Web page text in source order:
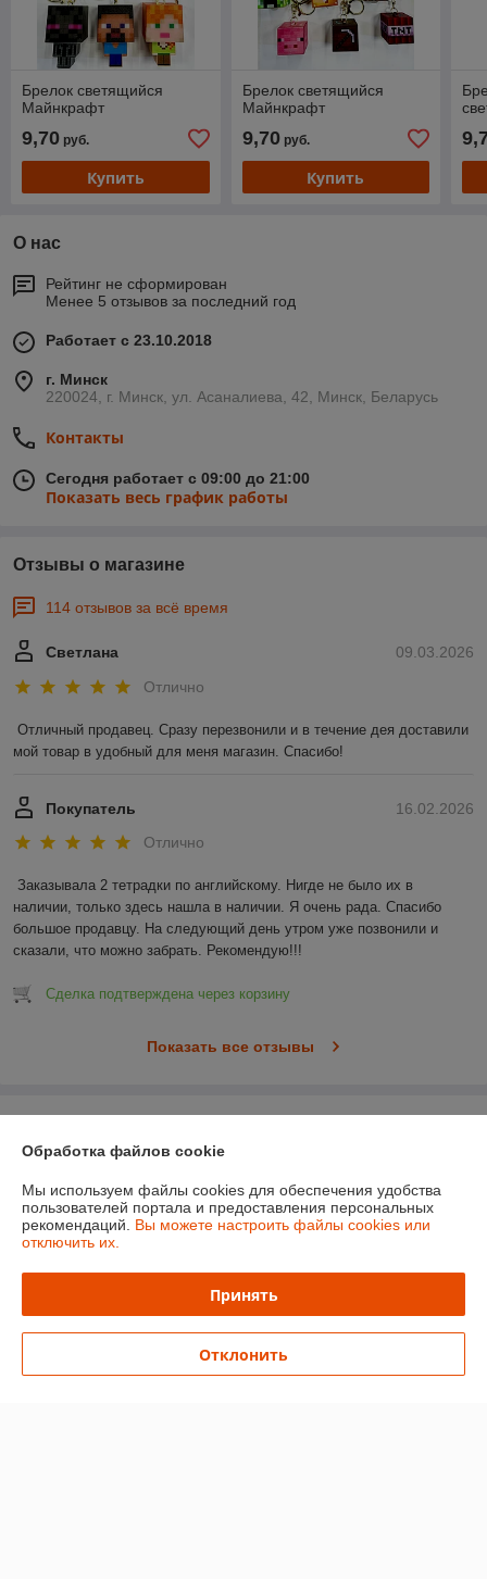
Брелок светящийся
Майнкрафт
9,70 руб.
Купить
Брелок светящийся
Майнкрафт
9,70руб.
Купить
О нас
Рейтинг не сформирован
Менее 5 отзывов за последний год
Работает с 23.10.2018
г. Минск
220024, г. Минск, ул. Асаналиева, 42, Минск, Беларусь
Контакты
Сегодня работает с 09:00 до 21:00
Показать весь график работы
Отзывы о магазине
114 отзывов за всё время
09.03.2026
Светлана
Отлично
Отличный продавец. Сразу перезвонили и в течение дея доставили
мой товар в удобный для меня магазин. Спасибо!
16.02.2026
Покупатель
Отлично
Заказывала 2 тетрадки по английскому. Нигде не было их в
наличии, только здесь нашла в наличии. Я очень рада. Спасибо
большое продавцу. На следующий день утром уже позвонили и
сказали, что можно забрать. Рекомендую!!!
Сделка подтверждена через корзину
Показать все отзывы
О нас
Доставка и оплата
График работы
Политика обработки cookies
Обработка файлов cookie
Мы используем файлы cookies для обеспечения удобства
пользователей портала и предоставления персональных
рекомендаций. Вы можете настроить файлы cookies или
отключить их.
Принять
Отклонить